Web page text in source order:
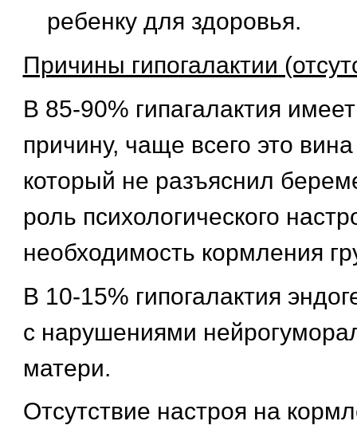
ребенку для здоровья.
Причины гипогалактии
В 85-90% гипагалактия
причину, чаще всего это
который не разъяснил
роль психологического
необходимость кормления
В 10-15% гипогалактия
с нарушениями
матери.
Отсутствие настроя на